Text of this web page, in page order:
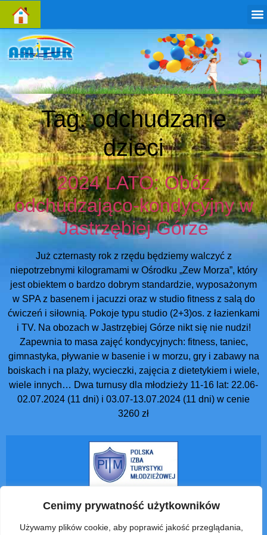
Cenimy prywatność użytkowników
Używamy plików cookie, aby poprawić jakość przeglądania,
Tag:odchudzanie
dzieci
2024 LATO: Obóz
odchudzająco-kondycyjny w
Jastrzębiej Górze
Już czternasty rok z rzędu będziemy walczyć z
niepotrzebnymi kilogramami w Ośrodku „Zew Morza”, który
jest obiektem o bardzo dobrym standardzie, wyposażonym
w SPA z basenem i jacuzzi oraz w studio fitness z salą do
ćwiczeń i siłownią. Pokoje typu studio (2+3)os. z łazienkami
i TV. Na obozach w Jastrzębiej Górze nikt się nie nudzi!
Zapewnia to masa zajęć kondycyjnych: fitness, taniec,
gimnastyka, pływanie w basenie i w morzu, gry i zabawy na
boiskach i na plaży, wycieczki, zajęcia z dietetykiem i wiele,
wiele innych… Dwa turnusy dla młodzieży 11-16 lat: 22.06-
02.07.2024 (11 dni) i 03.07-13.07.2024 (11 dni) w cenie
3260 zł
O firmie Odchudzanie na obozach
Wczasy dla dorosłych Kadra Kontakt